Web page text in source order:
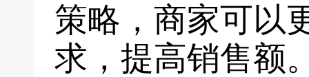
策略，商家可以
求，提高销售额